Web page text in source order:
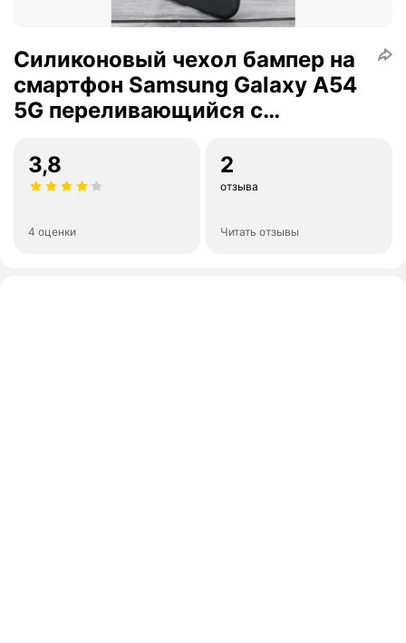
Силиконовый чехол бампер на
смартфон Samsung Galaxy A54
5G переливающийся с
блестящая накладка для
телефона Самсунг Галакси а54
3,8
4 оценки
2
отзыва
Читать отзывы